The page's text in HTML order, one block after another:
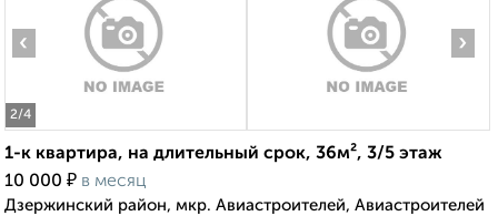
2/4
‹ ›
1-к квартира, на длительный срок, 36м², 3/5 этаж
10 000 ₽ в месяц
Дзержинский район, мкр. Авиастроителей, Авиастроителей